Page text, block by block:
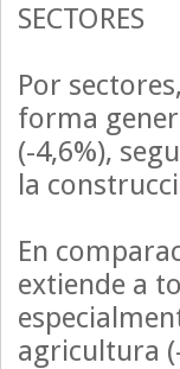
SECTORES
Por
forma
(-4,6%),
la
En
extiende a
agricultura